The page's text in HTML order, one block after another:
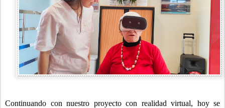
Continuando con nuestro proyecto con realidad virtual, hoy se